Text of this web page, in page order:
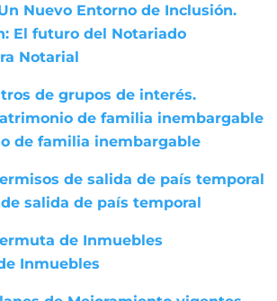
Nuevo Entorno de Inclusión.
El futuro del Notariado
Notarial
de grupos de interés.
de familia inembargable
de familia inembargable
de salida de país temporal
salida de país temporal
de Inmuebles
Inmuebles